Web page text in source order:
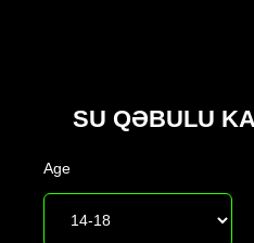
SU QƏBULU
Age